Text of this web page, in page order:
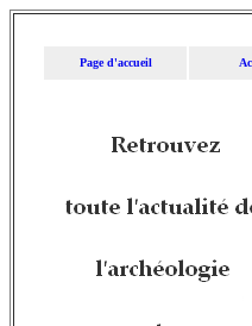
Page d'accueil